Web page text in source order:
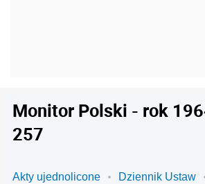
Monitor Polski - rok
257
Akty ujednolicone
Dziennik Ustaw